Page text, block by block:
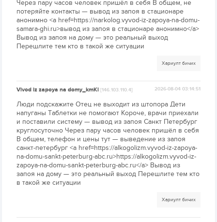
Через пару часов человек пришёл в себя В общем, не
потеряйте контакты — вывод из запоя в стационаре
анонимно <a href=https://narkolog.vyvod-iz-zapoya-na-domu-
samara-ghi.ru>вывод из запоя в стационаре анонимно</a>
Вывод из запоя на дому — это реальный выход
Перешлите тем кто в такой же ситуации
Хариулт бичих
Vivod iz zapoya na domy_kmKl[146.103.110.4] 2026-08-04 03:14:51
Люди подскажите Отец не выходит из штопора Дети
напуганы Таблетки не помогают Короче, врачи приехали
и поставили систему — вывод из запоя Санкт Петербург
круглосуточно Через пару часов человек пришёл в себя
В общем, телефон и цены тут — выведение из запоя
санкт-петербург <a href=https://alkogolizm.vyvod-iz-zapoya-
na-domu-sankt-peterburg-abc.ru>https://alkogolizm.vyvod-iz-
zapoya-na-domu-sankt-peterburg-abc.ru</a> Вывод из
запоя на дому — это реальный выход Перешлите тем кто
в такой же ситуации
Хариулт бичих